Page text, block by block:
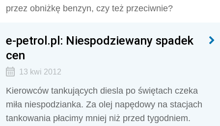
przez obniżkę benzyn, czy też przeciwnie?
e-petrol.pl: Niespodziewany spadek
cen
13 kwi 2012
Kierowców tankujących diesla po świętach czeka
miła niespodzianka. Za olej napędowy na stacjach
tankowania płacimy mniej niż przed tygodniem.